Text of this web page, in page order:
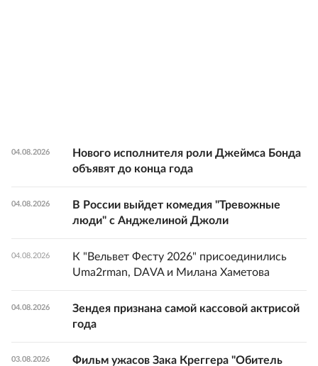
04.08.2026
Нового исполнителя роли Джеймса Бонда
объявят до конца года
04.08.2026
В России выйдет комедия "Тревожные
люди" с Анджелиной Джоли
04.08.2026
К "Вельвет Фесту 2026" присоединились
Uma2rman, DAVA и Милана Хаметова
04.08.2026
Зендея признана самой кассовой актрисой
года
03.08.2026
Фильм ужасов Зака Креггера "Обитель